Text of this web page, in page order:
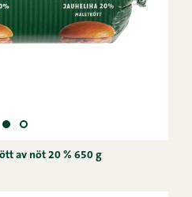
av nöt 20 % 650 g